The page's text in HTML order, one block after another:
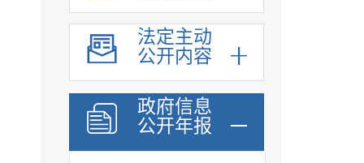
法定主动
公开内容
政府信息
公开年报